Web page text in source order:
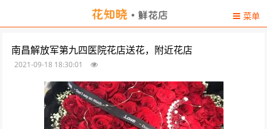
菜单
南昌解放军第九四医院花店送花，附近花店
2021-09-18 18:30:01